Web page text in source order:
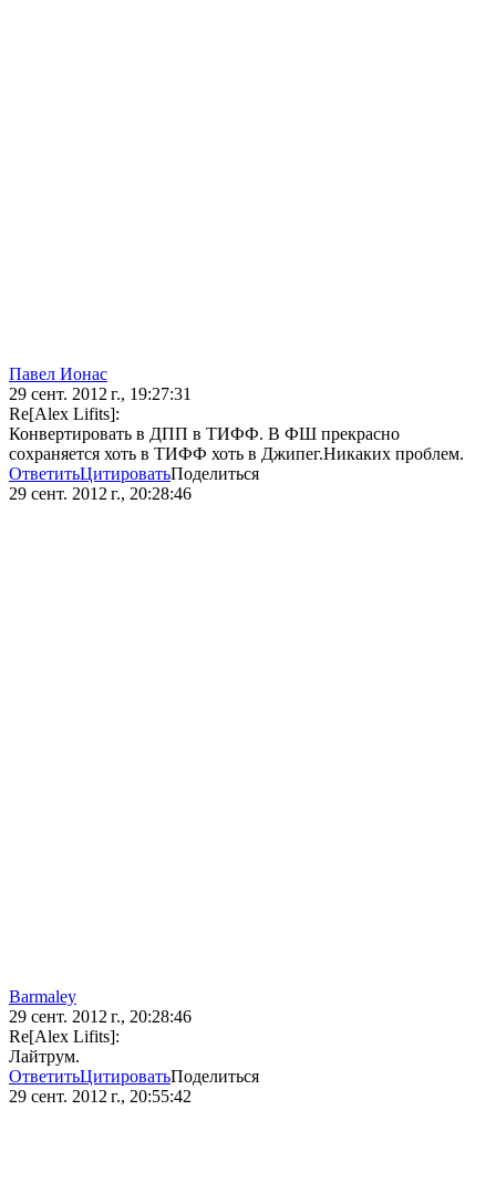
Павел Ионас
29 сент. 2012 г., 19:27:31
Re[Alex Lifits]:
Конвертировать в ДПП в ТИФФ. В ФШ прекрасно
сохраняется хоть в ТИФФ хоть в Джипег.Никаких проблем.
ОтветитьЦитироватьПоделиться
29 сент. 2012 г., 20:28:46
Barmaley
29 сент. 2012 г., 20:28:46
Re[Alex Lifits]:
Лайтрум.
ОтветитьЦитироватьПоделиться
29 сент. 2012 г., 20:55:42